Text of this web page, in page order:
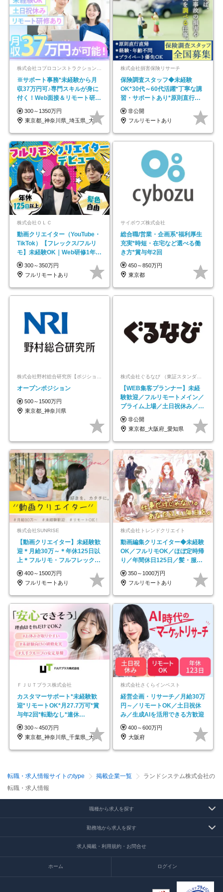
※サポート事務*未経験から月
収37万円可♪専門スキルが身に
付く！Web面接＆リモート研修
も充実♪/a
300～1350万円
東京都_神奈川県_埼玉県_大阪府_愛知県…
株式会社損害保険リサーチ
保険調査スタッフ◆未経験
OK*30代～60代活躍*丁寧な講
習・サポートあり*原則直行直
帰／全国募集・業務委託
非公開
フルリモートあり
株式会社ＯＬＣ
動画クリエイター（YouTube・
TikTok）【フレックス/フルリ
モ】未経験OK｜Web研修1年間
｜副業OK
300～350万円
フルリモートあり
サイボウズ株式会社
総合職/営業・企画系*福利厚生
充実*時短・在宅など選べる働
き方*賞与年2回
450～850万円
東京都
オープンポジション
500～1500万円
東京都_神奈川県
株式会社ぐるなび （東証スタンダード上場）
【WEB集客プランナー】未経
験歓迎／フルリモートメイン／
プライム上場／土日祝休み／東
京・大阪・名古屋
非公開
東京都_大阪府_愛知県
株式会社SUNRISE
【動画クリエイター】未経験歓
迎＊月給30万～＊年休125日以
上＊フルリモ・フルフレックス
◆10名の採用が決定◆
400～1500万円
フルリモートあり
株式会社トレンドクリエイト
動画編集クリエイター◆未経験
OK／フルリモOK／ほぼ定時帰
り／年間休日125日／髪・服・
ネイル自由／副業OK
350～1000万円
フルリモートあり
ＦＪＵＴプラス株式会社
カスタマーサポート*未経験歓
迎*リモートOK*月27.7万可*賞
与年2回*転勤なし*連休
OK/ZE010232
300～450万円
東京都_神奈川県_千葉県_大阪府_愛知県…
株式会社さくらインベスト
経営企画・リサーチ／月給30万
円～／リモートOK／土日祝休
み／生成AIを活用できる方歓迎
400～600万円
大阪府
転職・求人情報サイトのtype 掲載企業一覧
ランドシステム株式会社の
転職・求人情報
職種から求人を探す
勤務地から求人を探す
求人掲載・利用規約・お問合せ
ホーム ログイン